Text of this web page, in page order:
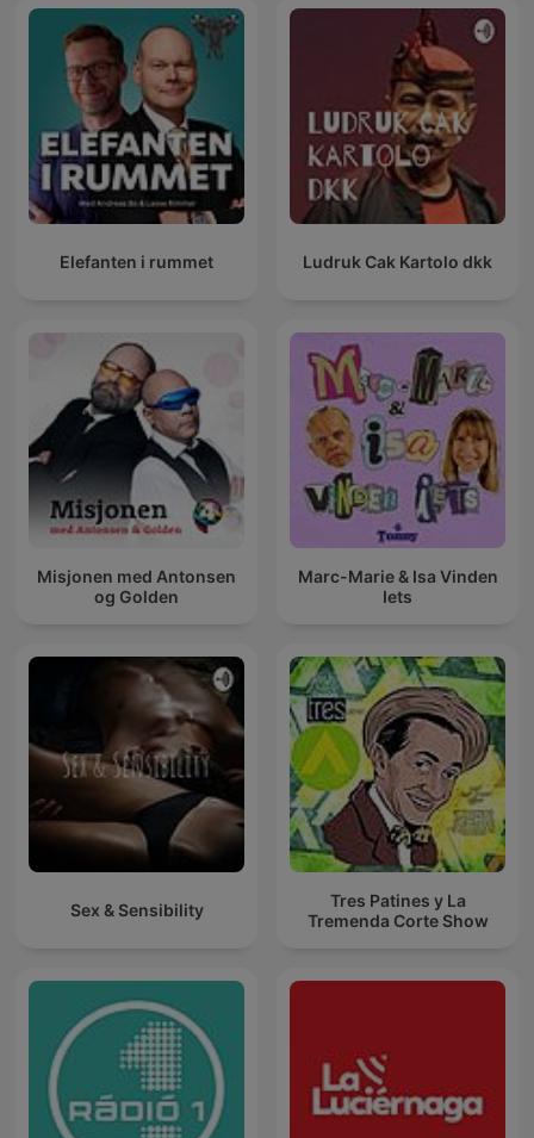
Elefanten i rummet Ludruk Cak Kartolo dkk
Misjonen med Antonsen
og Golden
Marc-Marie & Isa Vinden
Iets
Sex & Sensibility
Tres Patines y La
Tremenda Corte Show